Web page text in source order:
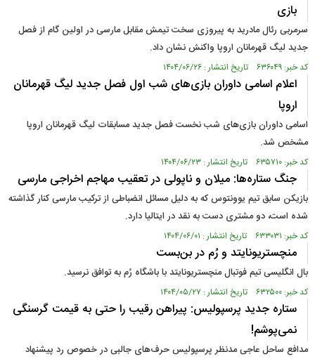
بازی
سرمربی رئال مادرید به پیروزی سخت تیمش مقابل مارسی در اولین گام از فصل
جدید لیگ قهرمانان اروپا واکنش نشان داد.
کد خبر: ۶۳۶۰۴۹ تاریخ انتشار : ۱۴۰۴/۰۶/۲۶
اعلام اسامی داوران بازی‌های شب اول فصل جدید لیگ قهرمانان
اروپا
اسامی داوران بازی‌های شب نخست فصل جدید مسابقات لیگ قهرمانان اروپا
مشخص شد.
کد خبر: ۶۳۵۷۱۰ تاریخ انتشار : ۱۴۰۴/۰۶/۲۳
جنگ ستاره‌ها: میلان و ناپولی در تعقیب مهاجم اخراجی مارسی
بازیکن سابق تیم یوونتوس که به دلیل مسائل انضباطی از ترکیب مارسی کنار گذاشته
شده است، دو مشتری دست به نقد در ایتالیا دارد.
کد خبر: ۶۳۳۰۳۱ تاریخ انتشار : ۱۴۰۴/۰۶/۰۱
منچستریونایتد و رُم در بن‌بست
بال انگلیسی تیم فوتبال منچستریونایتد با باشگاه رُم به توافق نرسید.
کد خبر: ۶۳۲۵۰۰ تاریخ انتشار : ۱۴۰۴/۰۵/۲۷
ستاره جدید پرسپولیس: پیراهن رقیب را حتی به قیمت گرسنگی
نمی‌پوشم!
مدافع ساحل عاجی مدنظر پرسپولیس حرف‌های جالبی در خصوص رد پیشنهاد